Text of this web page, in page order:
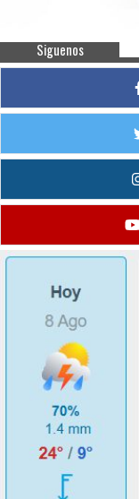
Siguenos